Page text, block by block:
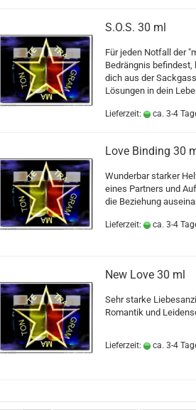
S.O.S. 30 ml
Für jeden Notfall der
Bedrängnis
dich aus der
Lösungen in dein
Lieferzeit: ca. 3-4
Love Binding 30
Wunderbar starker
eines Partners und
die Beziehung
Lieferzeit: ca. 3-4
New Love 30 ml
Sehr starke
Romantik und
Lieferzeit: ca. 3-4